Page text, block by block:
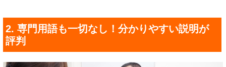
2. 専門用語も一切なし！分かりやすい説明が
評判